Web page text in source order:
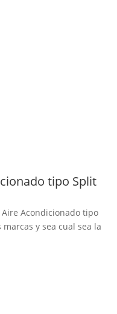
tipo Split
Acondicionado tipo
y sea cual sea la